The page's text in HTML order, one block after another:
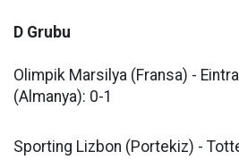
D Grubu
Olimpik Marsilya (Fransa) -
(Almanya): 0-1
Sporting Lizbon (Portekiz) -